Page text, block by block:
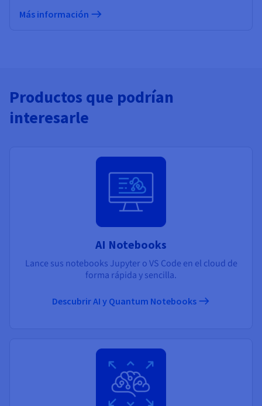
Más información
Productos que podrían
interesarle
AI Notebooks
Lance sus notebooks Jupyter o VS Code en el cloud de
forma rápida y sencilla.
Descubrir AI y Quantum Notebooks